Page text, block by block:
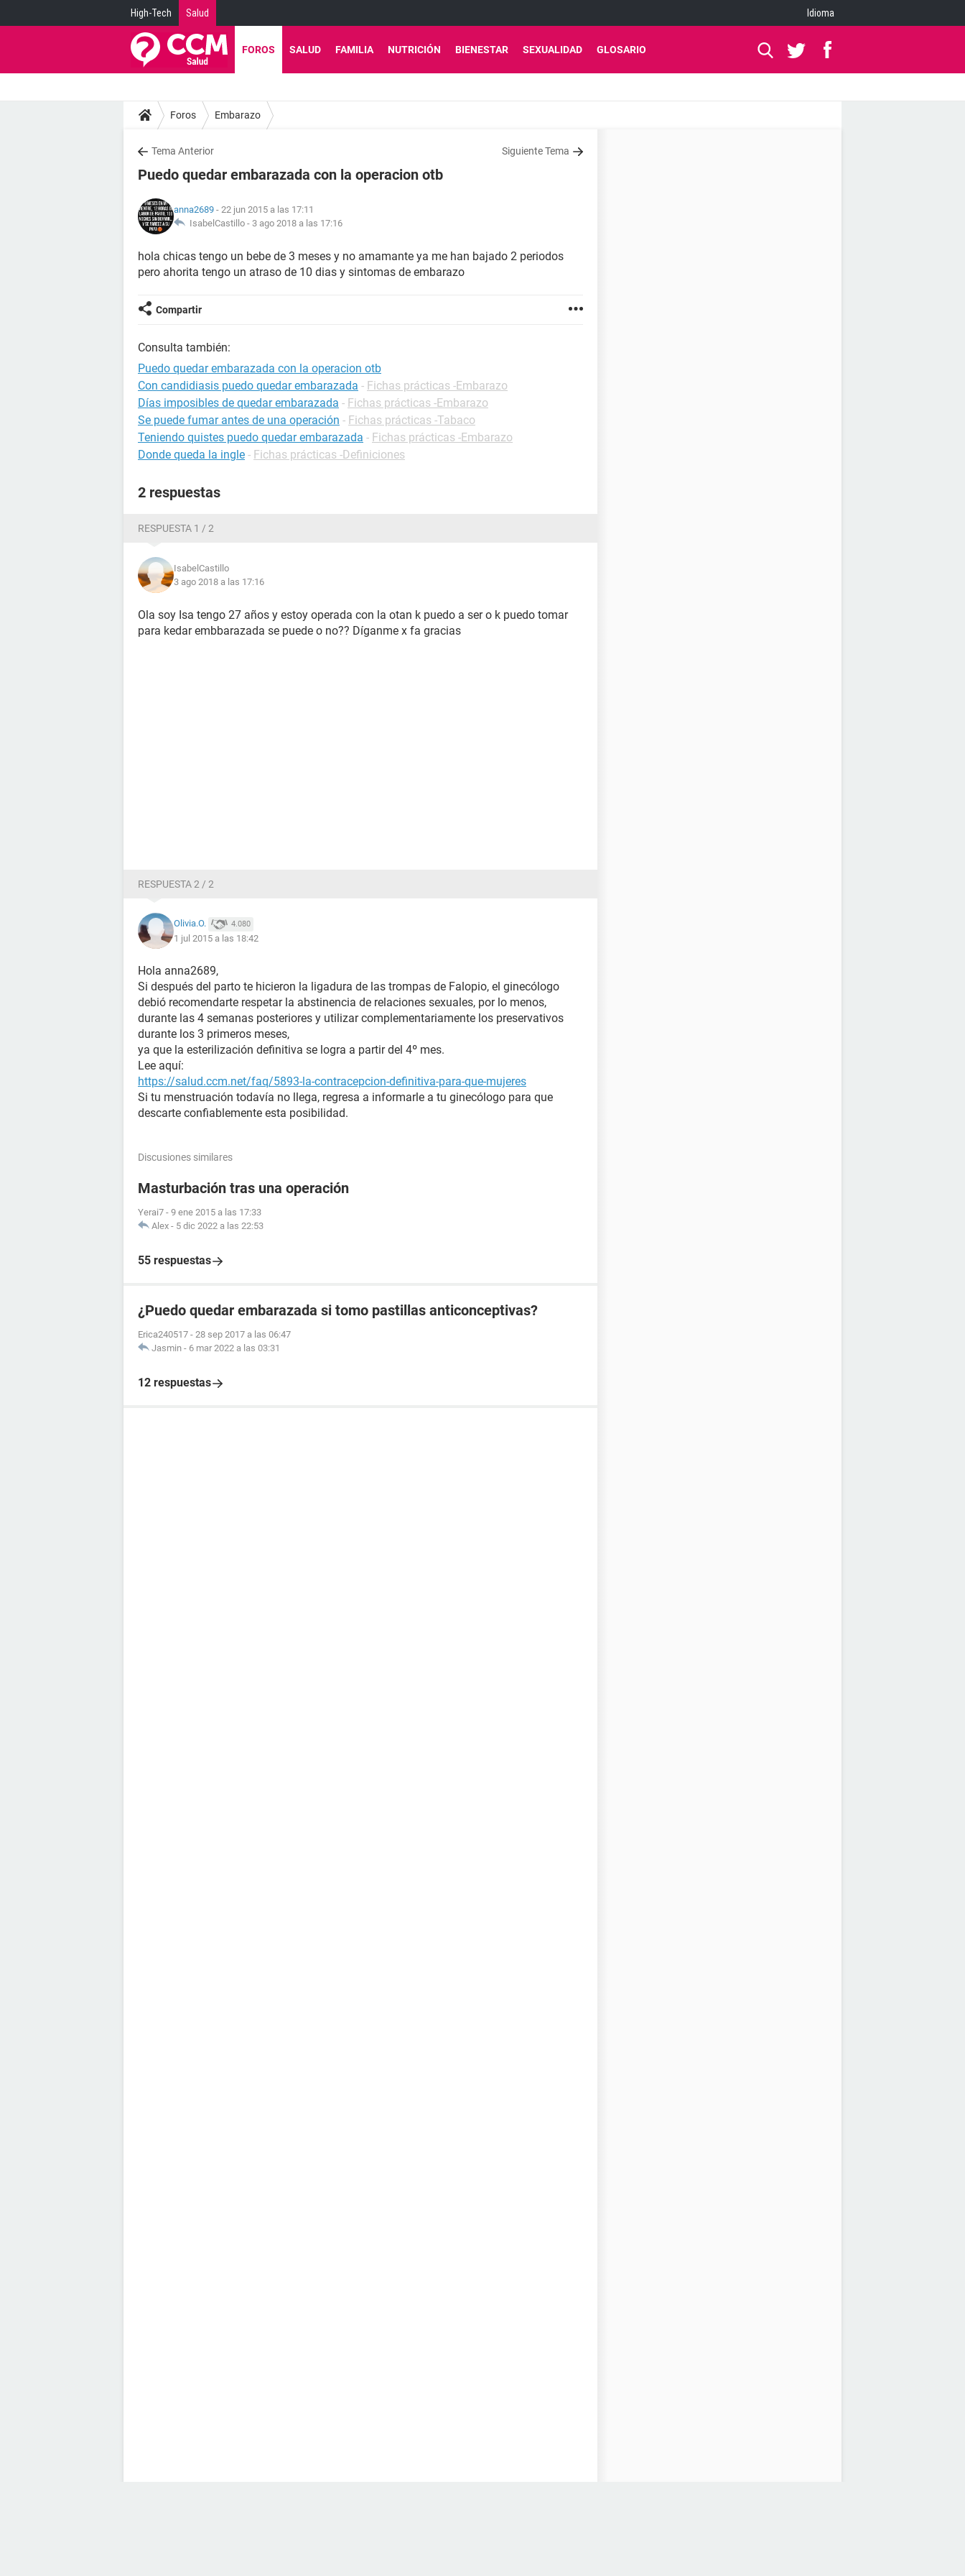
High-Tech Salud Idioma
FOROS SALUD FAMILIA NUTRICIÓN BIENESTAR SEXUALIDAD GLOSARIO
Foros Embarazo
Tema Anterior Siguiente Tema
Puedo quedar embarazada con la operacion otb
anna2689 - 22 jun 2015 a las 17:11
IsabelCastillo - 3 ago 2018 a las 17:16
hola chicas tengo un bebe de 3 meses y no amamante ya me han bajado 2 periodos
pero ahorita tengo un atraso de 10 dias y sintomas de embarazo
Compartir
Consulta también:
Puedo quedar embarazada con la operacion otb
Con candidiasis puedo quedar embarazada - Fichas prácticas -Embarazo
Días imposibles de quedar embarazada - Fichas prácticas -Embarazo
Se puede fumar antes de una operación - Fichas prácticas -Tabaco
Teniendo quistes puedo quedar embarazada - Fichas prácticas -Embarazo
Donde queda la ingle - Fichas prácticas -Definiciones
2 respuestas
RESPUESTA 1 / 2
IsabelCastillo
3 ago 2018 a las 17:16
Ola soy Isa tengo 27 años y estoy operada con la otan k puedo a ser o k puedo tomar
para kedar embbarazada se puede o no?? Díganme x fa gracias
RESPUESTA 2 / 2
Olivia.O. 4.080
1 jul 2015 a las 18:42
Hola anna2689,
Si después del parto te hicieron la ligadura de las trompas de Falopio, el ginecólogo
debió recomendarte respetar la abstinencia de relaciones sexuales, por lo menos,
durante las 4 semanas posteriores y utilizar complementariamente los preservativos
durante los 3 primeros meses,
ya que la esterilización definitiva se logra a partir del 4º mes.
Lee aquí:
https://salud.ccm.net/faq/5893-la-contracepcion-definitiva-para-que-mujeres
Si tu menstruación todavía no llega, regresa a informarle a tu ginecólogo para que
descarte confiablemente esta posibilidad.
Discusiones similares
Masturbación tras una operación
Yerai7 - 9 ene 2015 a las 17:33
Alex - 5 dic 2022 a las 22:53
55 respuestas
¿Puedo quedar embarazada si tomo pastillas anticonceptivas?
Erica240517 - 28 sep 2017 a las 06:47
Jasmin - 6 mar 2022 a las 03:31
12 respuestas